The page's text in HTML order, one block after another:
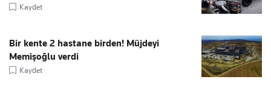
Kaydet
Bir kente 2 hastane birden! Müjdeyi
Memişoğlu verdi
Kaydet